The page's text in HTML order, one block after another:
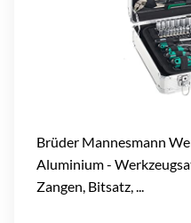
Brüder Mannesmann
Aluminium -
Zangen, Bitsatz, ...